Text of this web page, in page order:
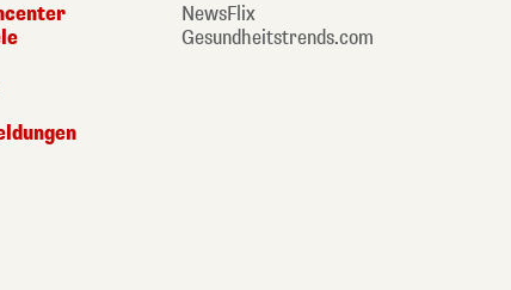
NewsFlix
Gesundheitstrends.com